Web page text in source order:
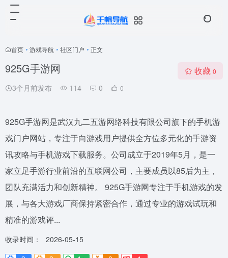
首页 • 游戏导航 • 社区门户 • 正文
925G手游网
3个月前发布 114 0 0
收藏 0
925G手游网是武汉九二五游网络科技有限公司旗下的手机游
戏门户网站，专注于向游戏用户提供全方位多元化的手游资
讯攻略与手机游戏下载服务。公司成立于2019年5月，是一
家立足手游行业前沿的互联网公司，主要成员以85后为主，
团队充满活力和创新精神。 925G手游网专注于手机游戏的发
展，与各大游戏厂商保持紧密合作，通过专业的游戏试玩和
精准的游戏评...
收录时间：
2026-05-15